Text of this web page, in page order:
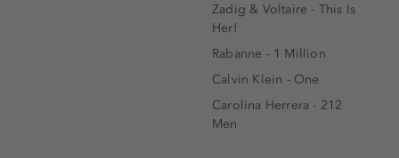
Zadig & Voltaire - This Is
Her!
Rabanne - 1 Million
Calvin Klein - One
Carolina Herrera - 212
Men